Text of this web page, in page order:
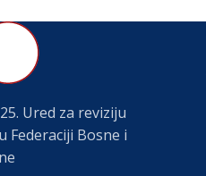
Ured za reviziju
Federaciji Bosne i